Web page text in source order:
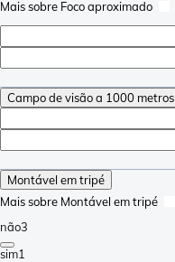
Mais sobre Foco aproximado
Campo de visão a 1000 metros
Montável em tripé
Mais sobre Montável em tripé
não3
sim1